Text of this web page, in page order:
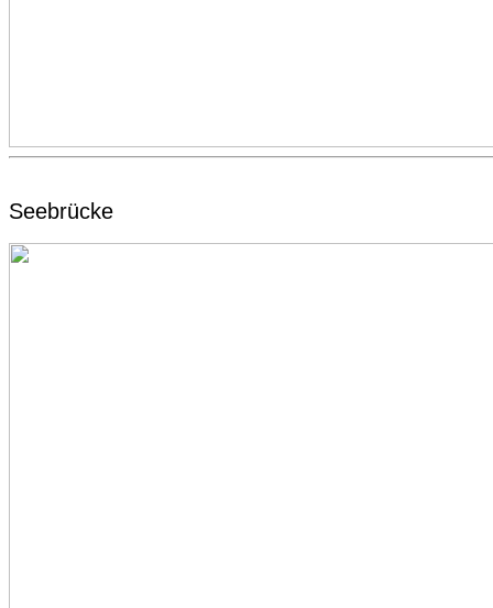
Seebrücke